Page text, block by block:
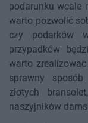
podarunku wcale
warto pozwolić
czy podarków
przypadków
warto
sprawny
złotych
naszyjników